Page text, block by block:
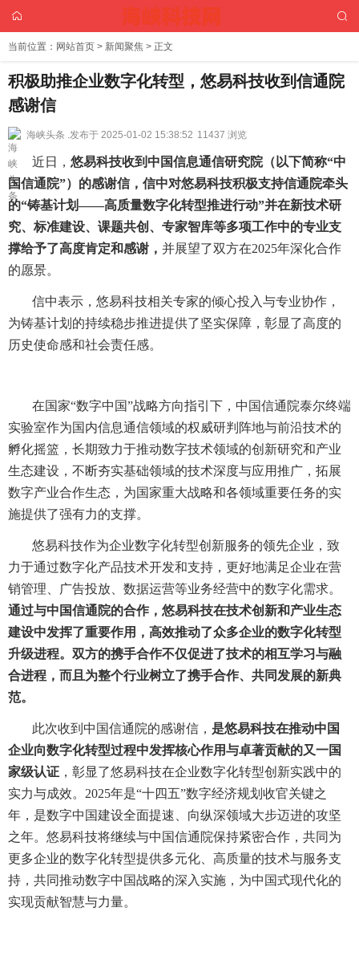
当前位置： 网站首页 > 新闻聚焦 > 正文
积极助推企业数字化转型，悠易科技收到信通院
感谢信
海峡头条 .发布于 2025-01-02 15:38:52 11437 浏览
近日， 悠易科技收到中国信息通信研究院（以下简称“中
国信通院”）的感谢信，信中对悠易科技积极支持信通院牵头
的“铸基计划——高质量数字化转型推进行动”并在新技术研
究、标准建设、课题共创、专家智库等多项工作中的专业支
撑给予了高度肯定和感谢， 并展望了双方在2025年深化合作
的愿景。
信中表示，悠易科技相关专家的倾心投入与专业协作，
为铸基计划的持续稳步推进提供了坚实保障，彰显了高度的
历史使命感和社会责任感。
在国家“数字中国”战略方向指引下，中国信通院泰尔终端
实验室作为国内信息通信领域的权威研判阵地与前沿技术的
孵化摇篮，长期致力于推动数字技术领域的创新研究和产业
生态建设，不断夯实基础领域的技术深度与应用推广，拓展
数字产业合作生态，为国家重大战略和各领域重要任务的实
施提供了强有力的支撑。
悠易科技作为企业数字化转型创新服务的领先企业，致
力于通过数字化产品技术开发和支持，更好地满足企业在营
销管理、广告投放、数据运营等业务经营中的数字化需求。
通过与中国信通院的合作，悠易科技在技术创新和产业生态
建设中发挥了重要作用，高效推动了众多企业的数字化转型
升级进程。 双方的携手合作不仅促进了技术的相互学习与融
合进程，而且为整个行业树立了携手合作、共同发展的新典
范。
此次收到中国信通院的感谢信， 是悠易科技在推动中国
企业向数字化转型过程中发挥核心作用与卓著贡献的又一国
家级认证 ，彰显了悠易科技在企业数字化转型创新实践中的
实力与成效。2025年是“十四五”数字经济规划收官关键之
年，是数字中国建设全面提速、向纵深领域大步迈进的攻坚
之年。悠易科技将继续与中国信通院保持紧密合作，共同为
更多企业的数字化转型提供多元化、高质量的技术与服务支
持，共同推动数字中国战略的深入实施，为中国式现代化的
实现贡献智慧与力量。